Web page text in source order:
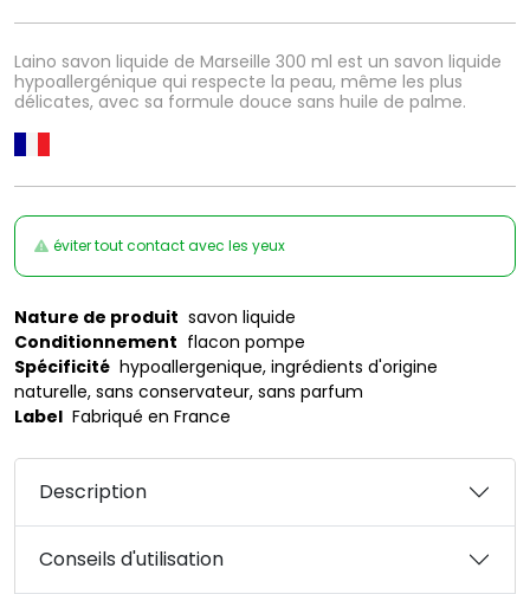
Laino savon liquide de Marseille 300 ml est un savon liquide
hypoallergénique qui respecte la peau, même les plus
délicates, avec sa formule douce sans huile de palme.
éviter tout contact avec les yeux
Nature de produit savon liquide
Conditionnement flacon pompe
Spécificité hypoallergenique, ingrédients d'origine
naturelle, sans conservateur, sans parfum
Label Fabriqué en France
Description
Conseils d'utilisation